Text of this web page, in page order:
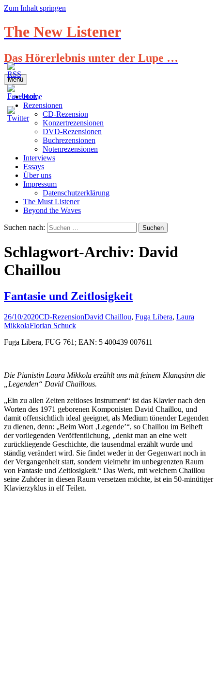
Zum Inhalt springen
The New Listener
Das Hörerlebnis unter der Lupe …
Menü
Home
Rezensionen
CD-Rezension
Konzertrezensionen
DVD-Rezensionen
Buchrezensionen
Notenrezensionen
Interviews
Essays
Über uns
Impressum
Datenschutzerklärung
The Must Listener
Beyond the Waves
Suchen nach:
Schlagwort-Archiv: David
Chaillou
Fantasie und Zeitlosigkeit
26/10/2020CD-RezensionDavid Chaillou, Fuga Libera, Laura
MikkolaFlorian Schuck
Fuga Libera, FUG 761; EAN: 5 400439 007611
Die Pianistin Laura Mikkola erzählt uns mit feinem Klangsinn die
„Legenden“ David Chaillous.
„Ein zu allen Zeiten zeitloses Instrument“ ist das Klavier nach den
Worten des 1971 geborenen Komponisten David Chaillou, und
damit offensichtlich ideal geeignet, als Medium tönender Legenden
zu dienen, denn: „Beim Wort ‚Legende’“, so Chaillou im Beiheft
der vorliegenden Veröffentlichung, „denkt man an eine weit
zurückliegende Geschichte, die tausendmal erzählt wurde und
ständig verändert wird. Sie findet weder in der Gegenwart noch in
der Vergangenheit statt, sondern vielmehr im unbegrenzten Raum
von Fantasie und Zeitlosigkeit.“ Das Werk, mit welchem Chaillou
seine Zuhörer in diesen Raum versetzen möchte, ist ein 50-minütiger
Klavierzyklus in elf Teilen.